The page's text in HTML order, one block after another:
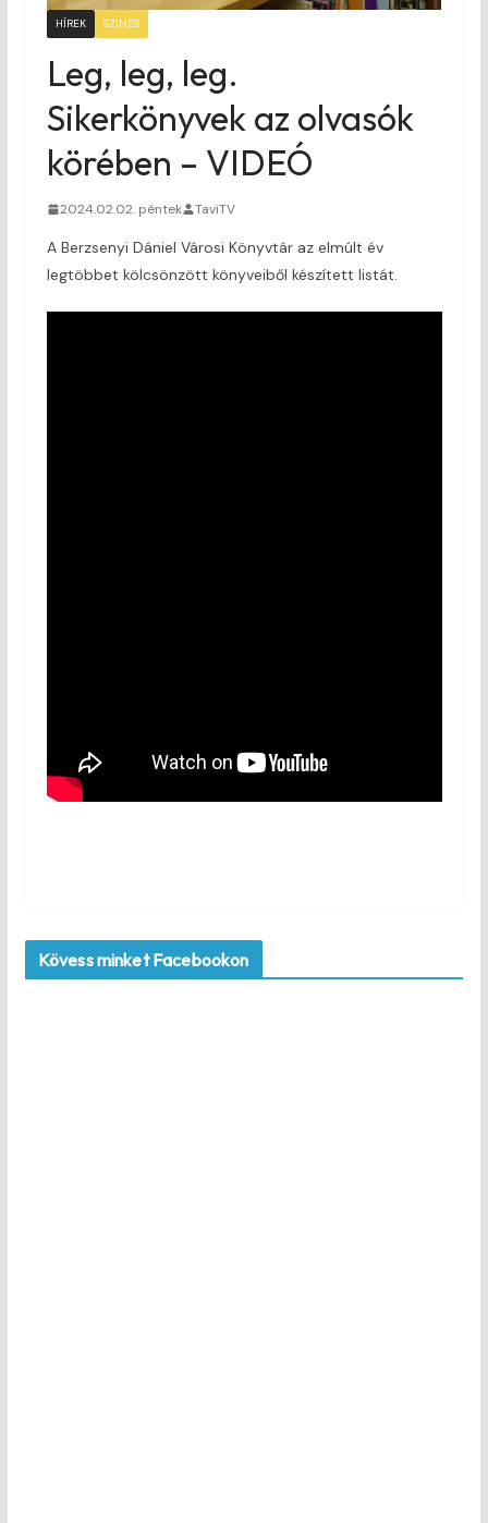
HÍREK SZINES
Leg, leg, leg.
Sikerkönyvek az olvasók
körében – VIDEÓ
2024.02.02. péntek TaviTV
A Berzsenyi Dániel Városi Könyvtár az elmúlt év
legtöbbet kölcsönzött könyveiből készített listát.
Kövess minket Facebookon